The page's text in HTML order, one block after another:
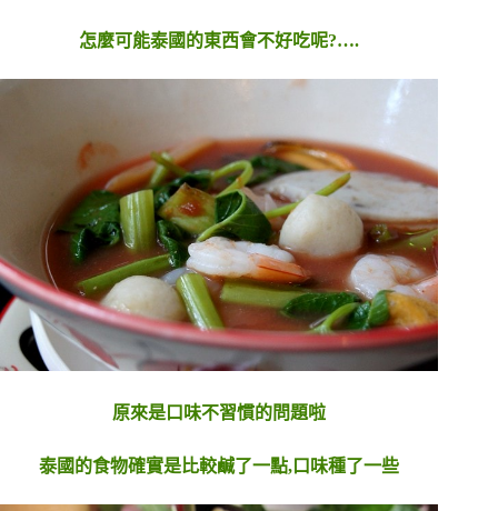
怎麼可能泰國的東西會不好吃呢?….
原來是口味不習慣的問題啦
泰國的食物確實是比較鹹了一點,口味種了一些